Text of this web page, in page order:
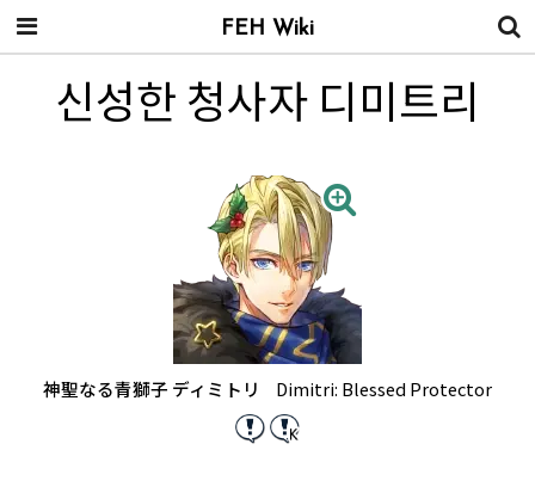
신성한 청사자 디미트리
神聖なる青獅子 ディミトリ Dimitri: Blessed Protector
FEH Wiki